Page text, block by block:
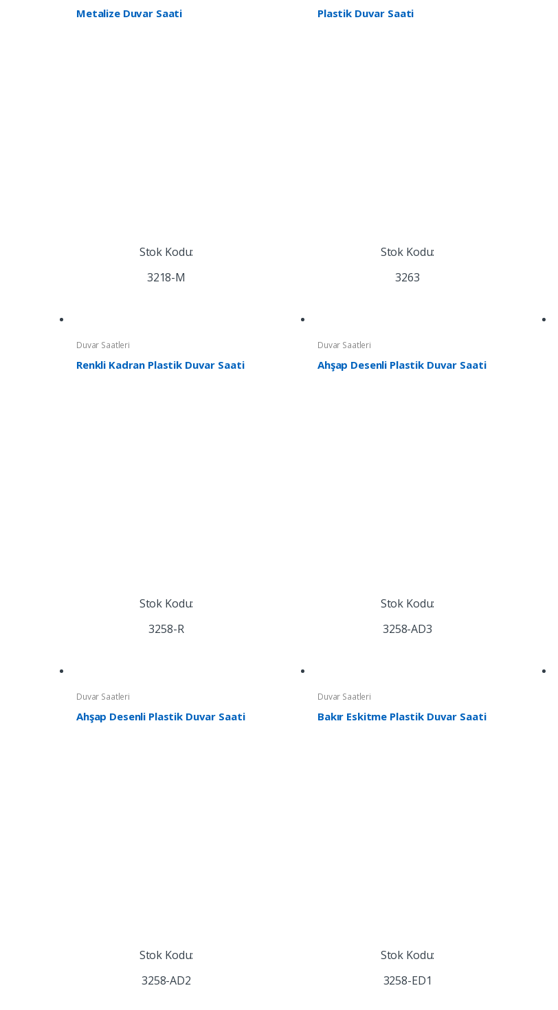
Metalize Duvar Saati
Stok Kodu:
3218-M
Plastik Duvar Saati
Stok Kodu:
3263
Duvar Saatleri
Renkli Kadran Plastik Duvar Saati
Stok Kodu:
3258-R
Duvar Saatleri
Ahşap Desenli Plastik Duvar Saati
Stok Kodu:
3258-AD3
Duvar Saatleri
Ahşap Desenli Plastik Duvar Saati
Stok Kodu:
3258-AD2
Duvar Saatleri
Bakır Eskitme Plastik Duvar Saati
Stok Kodu:
3258-ED1